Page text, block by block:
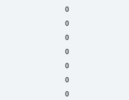
0
0
0
0
0
0
0